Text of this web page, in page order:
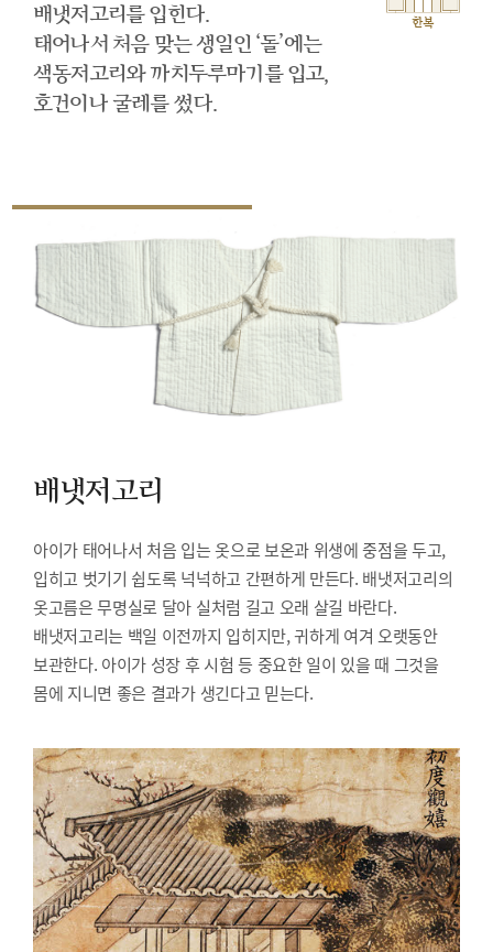
배냇저고리를 입힌다.
태어나서 처음 맞는 생일인 ‘돌’에는
색동저고리와 까치두루마기를 입고,
호건이나 굴레를 썼다.
한복
배냇저고리
아이가 태어나서 처음 입는 옷으로 보온과 위생에 중점을 두고,
입히고 벗기기 쉽도록 넉넉하고 간편하게 만든다. 배냇저고리의
옷고름은 무명실로 달아 실처럼 길고 오래 살길 바란다.
배냇저고리는 백일 이전까지 입히지만, 귀하게 여겨 오랫동안
보관한다. 아이가 성장 후 시험 등 중요한 일이 있을 때 그것을
몸에 지니면 좋은 결과가 생긴다고 믿는다.